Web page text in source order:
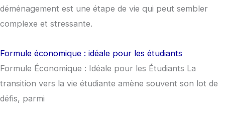
déménagement est une étape de vie qui peut sembler
complexe et stressante.
Formule économique : idéale pour les étudiants
Formule Économique : Idéale pour les Étudiants La
transition vers la vie étudiante amène souvent son lot de
défis, parmi